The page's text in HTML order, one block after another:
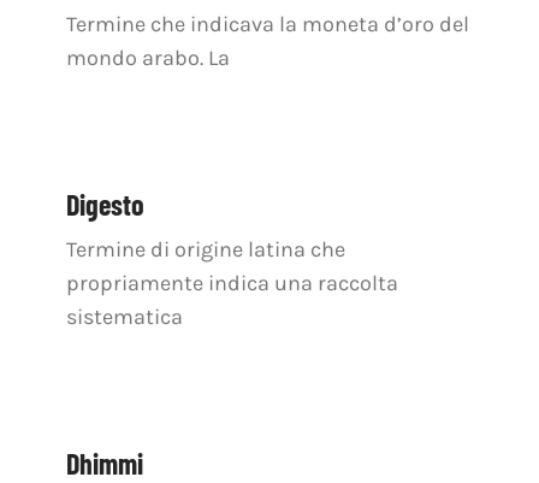
Termine che indicava la moneta d’oro del
mondo arabo. La
Digesto
Termine di origine latina che
propriamente indica una raccolta
sistematica
Dhimmi